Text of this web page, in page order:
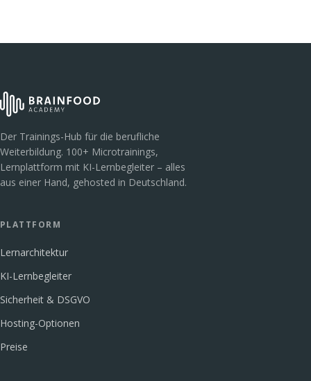
Der Trainings-Hub für die berufliche
Weiterbildung. 100+ Microtrainings,
Lernplattform mit KI-Lernbegleiter – alles
aus einer Hand, gehosted in Deutschland.
PLATTFORM
Lernarchitektur
KI-Lernbegleiter
Sicherheit & DSGVO
Hosting-Optionen
Preise